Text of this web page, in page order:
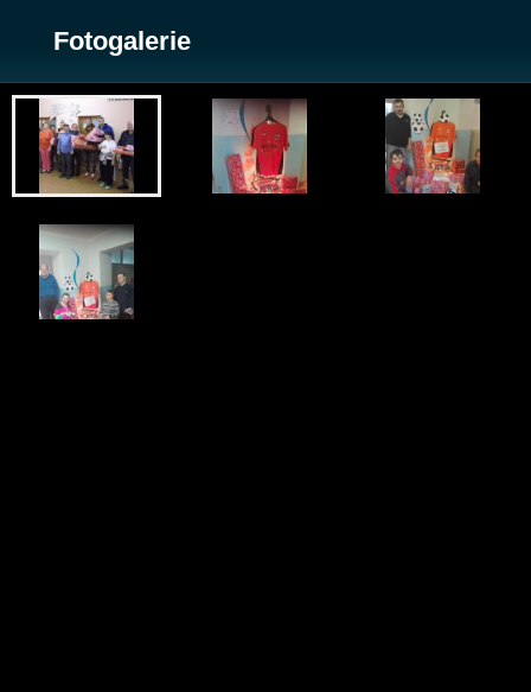
Zobrazit galerii
Fotogalerie